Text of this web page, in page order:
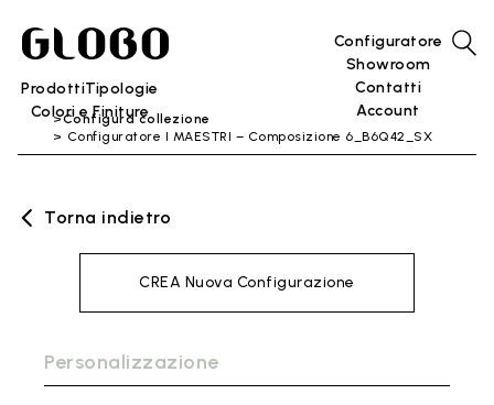
ProdottiTipologie
Colori e Finiture
Configuratore
Showroom
Contatti
Account
Configura collezione
Configuratore I MAESTRI – Composizione 6_B6Q42_SX
Torna indietro
CREA Nuova Configurazione
Personalizzazione